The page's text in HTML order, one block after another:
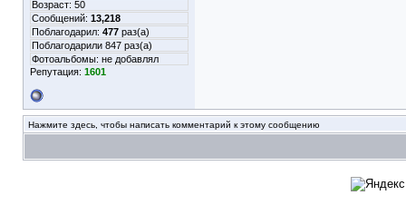
Возраст: 50
Сообщений: 13,218
Поблагодарил: 477 раз(а)
Поблагодарили 847 раз(а)
Фотоальбомы: не добавлял
Репутация: 1601
Нажмите здесь, чтобы написать комментарий к этому сообщению